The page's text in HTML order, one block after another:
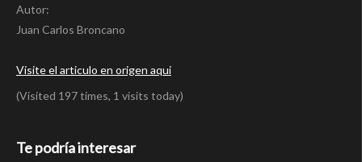
Autor:
Juan Carlos Broncano
Visite el articulo en origen aqui
(Visited 197 times, 1 visits today)
Te podría interesar